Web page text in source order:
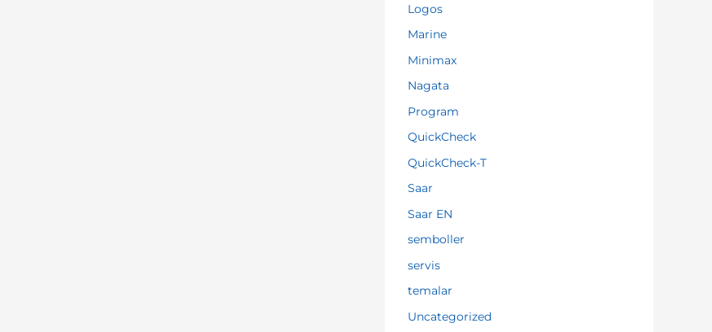
Logos
Marine
Minimax
Nagata
Program
QuickCheck
QuickCheck-T
Saar
Saar EN
semboller
servis
temalar
Uncategorized